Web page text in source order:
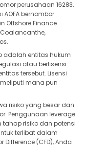
-6
-
11.72
perusahaan 16283.
bernombor
Offshore Finance
adalah entitas hukum
atau berlisensi
tersebut. Lisensi
mana pun
risiko yang besar dan
Penggunaan leverage
risiko dan potensi
terlibat dalam
(CFD), Anda